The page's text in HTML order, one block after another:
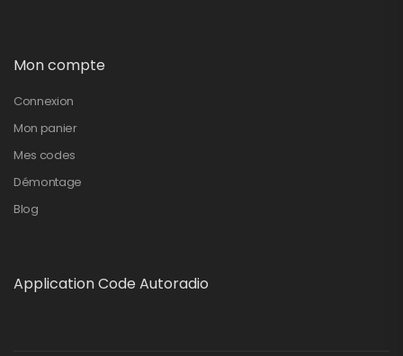
Mon compte
Connexion
Mon panier
Mes codes
Démontage
Blog
Application Code Autoradio